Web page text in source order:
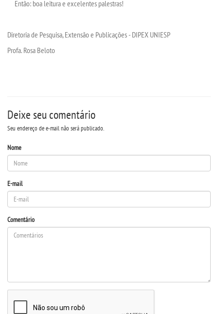
Então: boa leitura e excelentes palestras!
Diretoria de Pesquisa, Extensão e Publicações - DIPEX UNIESP
Profa. Rosa Beloto
Deixe seu comentário
Seu endereço de e-mail não será publicado.
Nome
E-mail
Comentário